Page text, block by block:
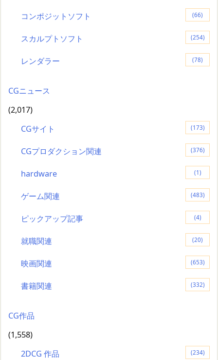
コンポジットソフト (66)
スカルプトソフト (254)
レンダラー (78)
CGニュース
(2,017)
CGサイト
(173)
CGプロダクション関連 (376)
hardware (1)
ゲーム関連 (483)
ピックアップ記事 (4)
就職関連 (20)
映画関連 (653)
書籍関連 (332)
CG作品
(1,558)
2DCG 作品
(234)